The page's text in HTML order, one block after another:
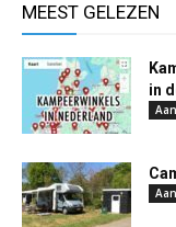
MEEST GELEZEN
in